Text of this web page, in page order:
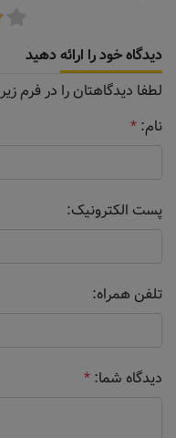
دیدگاه خود را ارائه دهید
لطفا دیدگاهتان را در فرم
نام: *
پست الکترونیک:
تلفن همراه:
دیدگاه شما: *